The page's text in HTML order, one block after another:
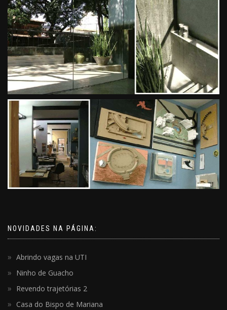
NOVIDADES NA PÁGINA:
Abrindo vagas na UTI
Ninho de Guacho
Revendo trajetórias 2
Casa do Bispo de Mariana